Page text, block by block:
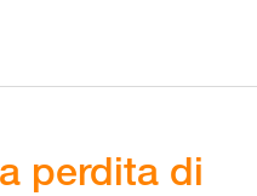
perdita di